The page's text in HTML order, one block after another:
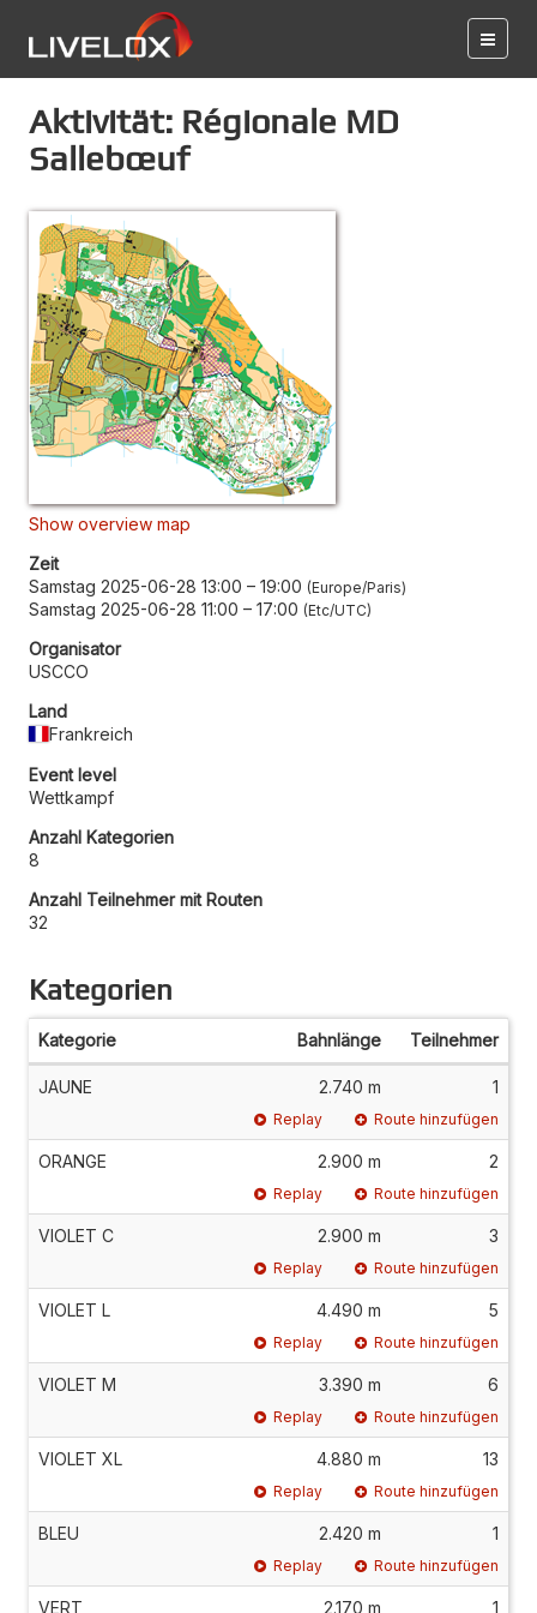
Aktivität: Régionale MD
Sallebœuf
Show overview map
Zeit
Samstag 2025-06-28 13:00 – 19:00 Europe/Paris
Samstag 2025-06-28 11:00 – 17:00 Etc/UTC
Organisator
USCCO
Land
Frankreich
Event level
Wettkampf
Anzahl Kategorien
8
Anzahl Teilnehmer mit Routen
32
Kategorien
Kategorie Bahnlänge Teilnehmer
JAUNE 2.740 m 1
Replay Route hinzufügen
ORANGE 2.900 m 2
Replay Route hinzufügen
VIOLET C 2.900 m 3
Replay Route hinzufügen
VIOLET L 4.490 m 5
Replay Route hinzufügen
VIOLET M 3.390 m 6
Replay Route hinzufügen
VIOLET XL 4.880 m 13
Replay Route hinzufügen
BLEU 2.420 m 1
Replay Route hinzufügen
VERT 2.170 m 1